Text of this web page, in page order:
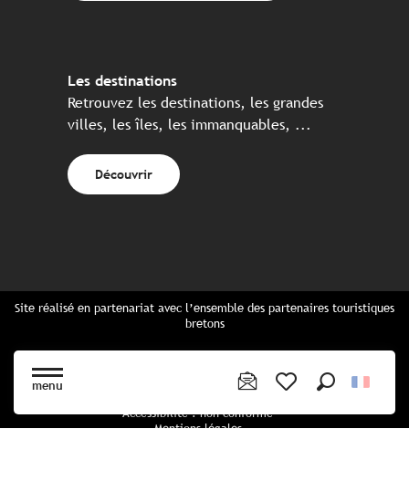
menu
Les destinations
Retrouvez les destinations, les grandes
villes, les îles, les immanquables, ...
Découvrir
Site réalisé en partenariat avec l’ensemble des partenaires touristiques
bretons
Cartes Bretagne & brochures
Accessibilité : non conforme
Mentions légales